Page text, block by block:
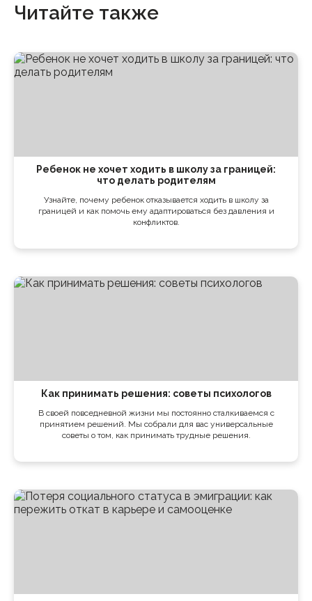
Читайте также
Ребенок не хочет ходить в школу за границей:
что делать родителям
Узнайте, почему ребенок отказывается ходить в школу за
границей и как помочь ему адаптироваться без давления и
конфликтов.
Как принимать решения: советы психологов
В своей повседневной жизни мы постоянно сталкиваемся с
принятием решений. Мы собрали для вас универсальные
советы о том, как принимать трудные решения.